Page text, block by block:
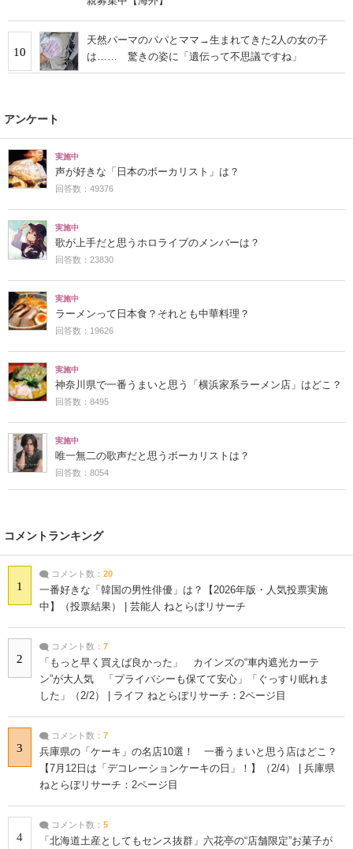
10
天然パーマのパパとママ→生まれてきた2人の女の子
は…… 驚きの姿に「遺伝って不思議ですね」
アンケート
実施中
声が好きな「日本のボーカリスト」は？
回答数：49376
実施中
歌が上手だと思うホロライブのメンバーは？
回答数：23830
実施中
ラーメンって日本食？それとも中華料理？
回答数：19626
実施中
神奈川県で一番うまいと思う「横浜家系ラーメン店」はどこ？
回答数：8495
実施中
唯一無二の歌声だと思うボーカリストは？
回答数：8054
コメントランキング
1
コメント数： 20
一番好きな「韓国の男性俳優」は？【2026年版・人気投票実施
中】（投票結果） | 芸能人 ねとらぼリサーチ
2
コメント数： 7
「もっと早く買えば良かった」 カインズの“車内遮光カーテ
ン”が大人気 「プライバシーも保てて安心」「ぐっすり眠れま
した」（2/2） | ライフ ねとらぼリサーチ：2ページ目
3
コメント数： 7
兵庫県の「ケーキ」の名店10選！ 一番うまいと思う店はどこ？
【7月12日は「デコレーションケーキの日」！】（2/4） | 兵庫県
ねとらぼリサーチ：2ページ目
4
コメント数： 5
「北海道土産としてもセンス抜群」六花亭の“店舗限定”お菓子が